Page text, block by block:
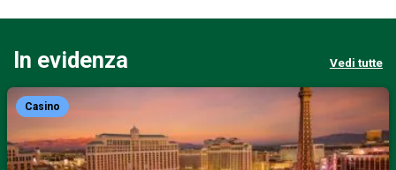
In evidenza Vedi tutte
Casino